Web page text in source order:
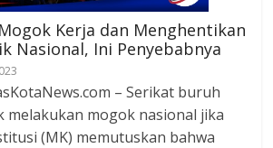
Kerja dan Menghentikan
Nasional, Ini Penyebabnya
– Serikat buruh
melakukan mogok nasional jika
(MK) memutuskan bahwa